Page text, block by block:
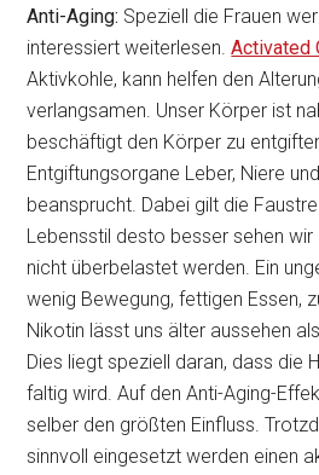
Anti-Aging: Speziell die Frauen
interessiert weiterlesen.Activated
Aktivkohle, kann helfen den
verlangsamen. Unser Körper ist
beschäftigt den Körper zu
Entgiftungsorgane Leber, Niere
beansprucht. Dabei gilt die
Lebensstil desto besser sehen wir
nicht überbelastet werden. Ein
wenig Bewegung, fettigen Essen,
Nikotin lässt uns älter aussehen
Dies liegt speziell daran, dass die
faltig wird. Auf den Anti-Aging-
selber den größten Einfluss.
sinnvoll eingesetzt werden einen